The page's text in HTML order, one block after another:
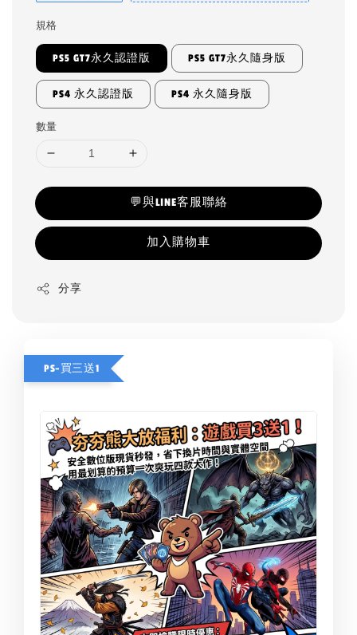
規格
PS5 GT7永久認證版 PS5 GT7永久隨身版
PS4 永久認證版 PS4 永久隨身版
數量
💬與LINE客服聯絡
加入購物車
分享
PS-買三送1